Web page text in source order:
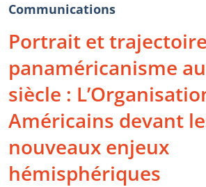
Communications
Portrait et
panaméricanisme
siècle :
Américains devant
nouveaux enjeux
hémisphériques